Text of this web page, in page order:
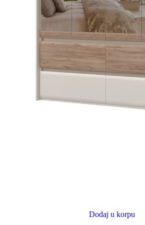
Dodaj u korpu